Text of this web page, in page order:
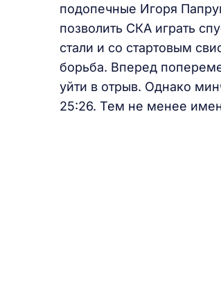
подопечные Игоря
позволить СКА играть
стали и со стартовым
борьба. Вперед
уйти в отрыв. Однако
25:26. Тем не менее